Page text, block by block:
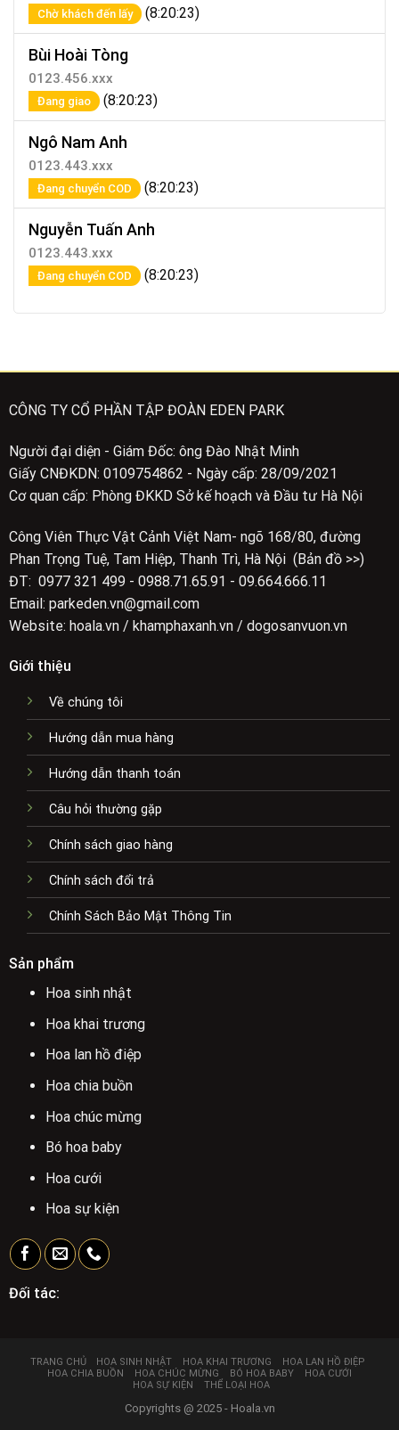
Chờ khách đến lấy (8:20:23)
Bùi Hoài Tòng
0123.456.xxx
Đang giao (8:20:23)
Ngô Nam Anh
0123.443.xxx
Đang chuyển COD (8:20:23)
Nguyễn Tuấn Anh
0123.443.xxx
Đang chuyển COD (8:20:23)
CÔNG TY CỔ PHẦN TẬP ĐOÀN EDEN PARK
Người đại diện - Giám Đốc: ông Đào Nhật Minh
Giấy CNĐKDN: 0109754862 - Ngày cấp: 28/09/2021
Cơ quan cấp: Phòng ĐKKD Sở kế hoạch và Đầu tư Hà Nội
Công Viên Thực Vật Cảnh Việt Nam- ngõ 168/80, đường
Phan Trọng Tuệ, Tam Hiệp, Thanh Trì, Hà Nội (Bản đồ >>)
ĐT: 0977 321 499 - 0988.71.65.91 - 09.664.666.11
Email: parkeden.vn@gmail.com
Website: hoala.vn / khamphaxanh.vn / dogosanvuon.vn
Giới thiệu
Về chúng tôi
Hướng dẫn mua hàng
Hướng dẫn thanh toán
Câu hỏi thường gặp
Chính sách giao hàng
Chính sách đổi trả
Chính Sách Bảo Mật Thông Tin
Sản phẩm
Hoa sinh nhật
Hoa khai trương
Hoa lan hồ điệp
Hoa chia buồn
Hoa chúc mừng
Bó hoa baby
Hoa cưới
Hoa sự kiện
Đối tác:
TRANG CHỦ HOA SINH NHẬT HOA KHAI TRƯƠNG
HOA LAN HỒ ĐIỆP
HOA CHIA BUỒN
HOA CHÚC MỪNG BÓ HOA BABY
HOA CƯỚI
HOA SỰ KIỆN
THỂ LOẠI HOA
Copyrights @ 2025 - Hoala.vn